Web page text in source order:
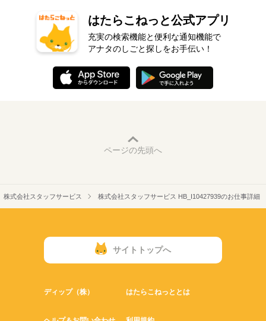
はたらこねっと公式アプリ
充実の検索機能と便利な通知機能で
アナタのしごと探しをお手伝い！
ページの先頭へ
株式会社スタッフサービス 株式会社スタッフサービス HB_I10427939のお仕事詳細
サイトトップへ
ディップ（株） はたらこねっととは